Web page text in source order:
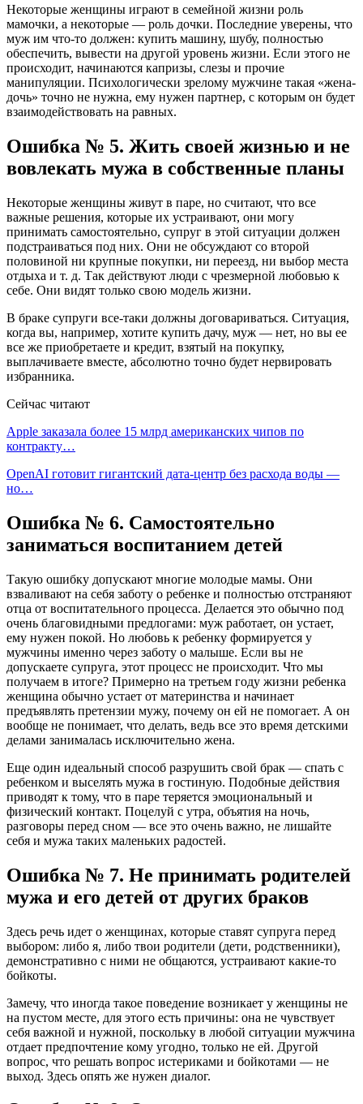
Некоторые женщины играют в семейной жизни роль
мамочки, а некоторые — роль дочки. Последние уверены, что
муж им что-то должен: купить машину, шубу, полностью
обеспечить, вывести на другой уровень жизни. Если этого не
происходит, начинаются капризы, слезы и прочие
манипуляции. Психологически зрелому мужчине такая «жена-
дочь» точно не нужна, ему нужен партнер, с которым он будет
взаимодействовать на равных.
Ошибка № 5. Жить своей жизнью и не
вовлекать мужа в собственные планы
Некоторые женщины живут в паре, но считают, что все
важные решения, которые их устраивают, они могу
принимать самостоятельно, супруг в этой ситуации должен
подстраиваться под них. Они не обсуждают со второй
половиной ни крупные покупки, ни переезд, ни выбор места
отдыха и т. д. Так действуют люди с чрезмерной любовью к
себе. Они видят только свою модель жизни.
В браке супруги все-таки должны договариваться. Ситуация,
когда вы, например, хотите купить дачу, муж — нет, но вы ее
все же приобретаете и кредит, взятый на покупку,
выплачиваете вместе, абсолютно точно будет нервировать
избранника.
Сейчас читают
Apple заказала более 15 млрд американских чипов по
контракту…
OpenAI готовит гигантский дата-центр без расхода воды —
но…
Ошибка № 6. Самостоятельно
заниматься воспитанием детей
Такую ошибку допускают многие молодые мамы. Они
взваливают на себя заботу о ребенке и полностью отстраняют
отца от воспитательного процесса. Делается это обычно под
очень благовидными предлогами: муж работает, он устает,
ему нужен покой. Но любовь к ребенку формируется у
мужчины именно через заботу о малыше. Если вы не
допускаете супруга, этот процесс не происходит. Что мы
получаем в итоге? Примерно на третьем году жизни ребенка
женщина обычно устает от материнства и начинает
предъявлять претензии мужу, почему он ей не помогает. А он
вообще не понимает, что делать, ведь все это время детскими
делами занималась исключительно жена.
Еще один идеальный способ разрушить свой брак — спать с
ребенком и выселять мужа в гостиную. Подобные действия
приводят к тому, что в паре теряется эмоциональный и
физический контакт. Поцелуй с утра, объятия на ночь,
разговоры перед сном — все это очень важно, не лишайте
себя и мужа таких маленьких радостей.
Ошибка № 7. Не принимать родителей
мужа и его детей от других браков
Здесь речь идет о женщинах, которые ставят супруга перед
выбором: либо я, либо твои родители (дети, родственники),
демонстративно с ними не общаются, устраивают какие-то
бойкоты.
Замечу, что иногда такое поведение возникает у женщины не
на пустом месте, для этого есть причины: она не чувствует
себя важной и нужной, поскольку в любой ситуации мужчина
отдает предпочтение кому угодно, только не ей. Другой
вопрос, что решать вопрос истериками и бойкотами — не
выход. Здесь опять же нужен диалог.